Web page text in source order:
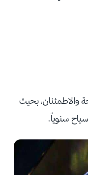
والاطمئنان، بحيث
سنوياً.